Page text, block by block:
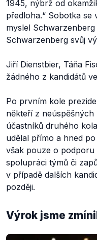
1945, nýbrž od
předloha.“ Sobotka se
myslel
Schwarzenberg svůj
Jiří Dienstbier, Táňa
žádného z kandidátů
Po prvním kole
někteří z neúspěšných
účastníků druhého
udělal přímo a hned
však pouze o
spolupráci týmů či
v případě dalších
později.
Výrok jsme